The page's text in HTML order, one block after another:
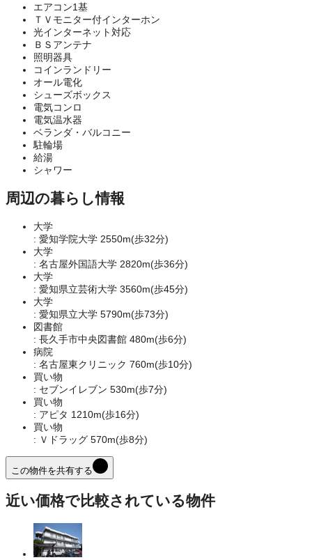
エアコン1基
ＴＶモニター付インターホン
光インターネット対応
ＢＳアンテナ
照明器具
コインランドリー
オール電化
シューズボックス
電気コンロ
電気温水器
ベランダ・バルコニー
駐輪場
給湯
シャワー
周辺の暮らし情報
大学
: 愛知学院大学 2550m(歩32分)
大学
: 名古屋外国語大学 2820m(歩36分)
大学
: 愛知県立芸術大学 3560m(歩45分)
大学
: 愛知県立大学 5790m(歩73分)
図書館
: 長久手市中央図書館 480m(歩6分)
病院
: 名古屋東クリニック 760m(歩10分)
買い物
: セブンイレブン 530m(歩7分)
買い物
: アピタ 1210m(歩16分)
買い物
: Ｖドラッグ 570m(歩8分)
この物件を共有する
近い価格で比較されている物件